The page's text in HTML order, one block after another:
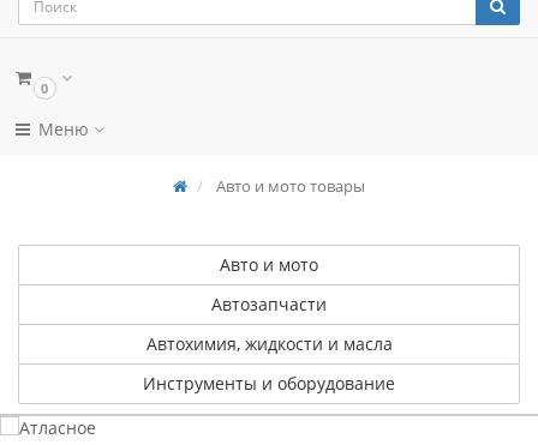
0
Меню
Авто и мото товары
Авто и мото
Автозапчасти
Автохимия, жидкости и масла
Инструменты и оборудование